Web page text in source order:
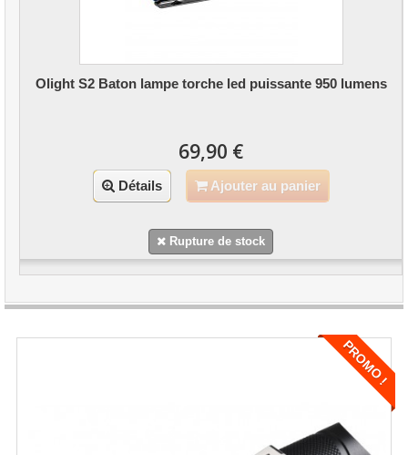
Olight S2 Baton lampe torche led puissante 950 lumens
69,90 €
Détails Ajouter au panier
Rupture de stock
PROMO !